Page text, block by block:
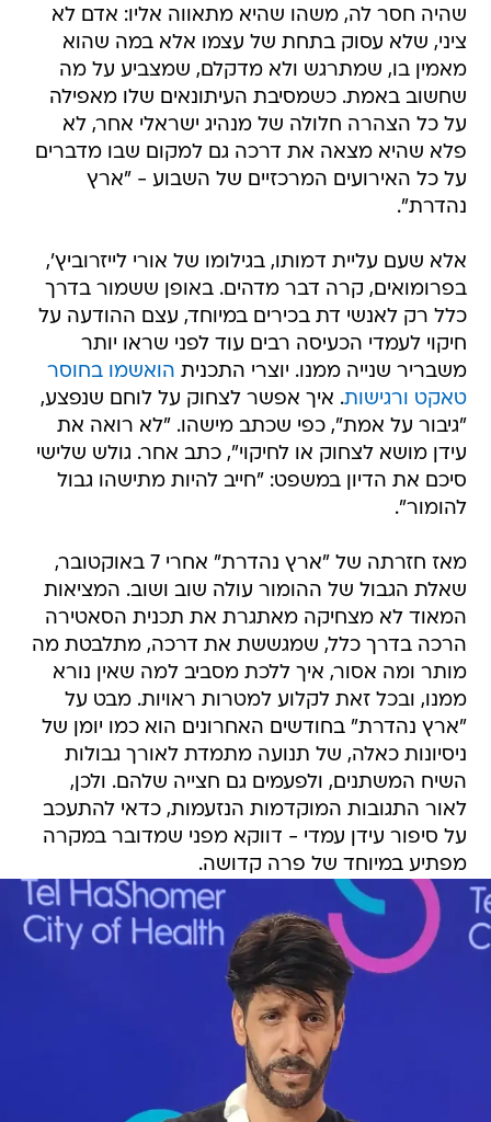
שהיה חסר לה, משהו שהיא מתאווה אליו: אדם לא
ציני, שלא עסוק בתחת של עצמו אלא במה שהוא
מאמין בו, שמתרגש ולא מדקלם, שמצביע על מה
שחשוב באמת. כשמסיבת העיתונאים שלו מאפילה
על כל הצהרה חלולה של מנהיג ישראלי אחר, לא
פלא שהיא מצאה את דרכה גם למקום שבו מדברים
על כל האירועים המרכזיים של השבוע - "ארץ
נהדרת".
אלא שעם עליית דמותו, בגילומו של אורי לייזרוביץ',
בפרומואים, קרה דבר מדהים. באופן ששמור בדרך
כלל רק לאנשי דת בכירים במיוחד, עצם ההודעה על
חיקוי לעמדי הכעיסה רבים עוד לפני שראו יותר
משבריר שנייה ממנו. יוצרי התכנית הואשמו בחוסר
טאקט ורגישות. איך אפשר לצחוק על לוחם שנפצע,
"גיבור על אמת", כפי שכתב מישהו. "לא רואה את
עידן מושא לצחוק או לחיקוי", כתב אחר. גולש שלישי
סיכם את הדיון במשפט: "חייב להיות מתישהו גבול
להומור".
מאז חזרתה של "ארץ נהדרת" אחרי 7 באוקטובר,
שאלת הגבול של ההומור עולה שוב ושוב. המציאות
המאוד לא מצחיקה מאתגרת את תכנית הסאטירה
הרכה בדרך כלל, שמגששת את דרכה, מתלבטת מה
מותר ומה אסור, איך ללכת מסביב למה שאין נורא
ממנו, ובכל זאת לקלוע למטרות ראויות. מבט על
"ארץ נהדרת" בחודשים האחרונים הוא כמו יומן של
ניסיונות כאלה, של תנועה מתמדת לאורך גבולות
השיח המשתנים, ולפעמים גם חצייה שלהם. ולכן,
לאור התגובות המוקדמות הנזעמות, כדאי להתעכב
על סיפור עידן עמדי - דווקא מפני שמדובר במקרה
מפתיע במיוחד של פרה קדושה.